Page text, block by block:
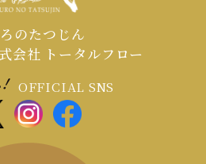
のたつじん
会社 トータルフロー
OFFICIAL SNS